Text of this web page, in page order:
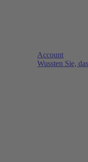
Account
Wussten Sie,